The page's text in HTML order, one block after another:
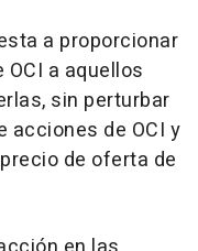
a proporcionar
a aquellos
sin perturbar
acciones de OCI y
de oferta de